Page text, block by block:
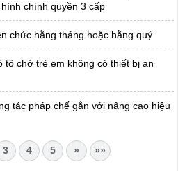
chính quyền 3 cấp
chức hằng tháng hoặc hằng quý
tô chở trẻ em không có thiết bị an
tác pháp chế gắn với nâng cao hiệu
3 4 5 » »»